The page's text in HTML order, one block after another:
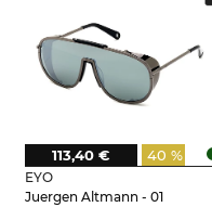
EYO
Juergen Altmann - 01
40 %
113,40 €